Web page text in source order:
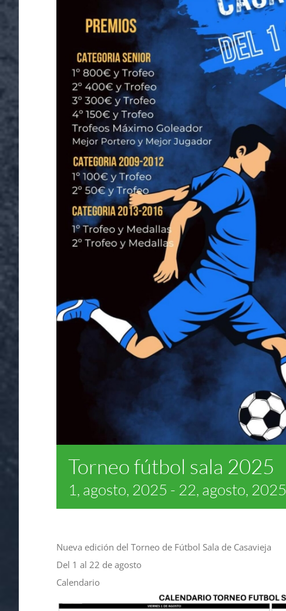
Torneo fútbol sala 2025
1, agosto, 2025 - 22, agosto, 2025
Nueva edición del Torneo de Fútbol Sala de Casavieja
Del 1 al 22 de agosto
Calendario